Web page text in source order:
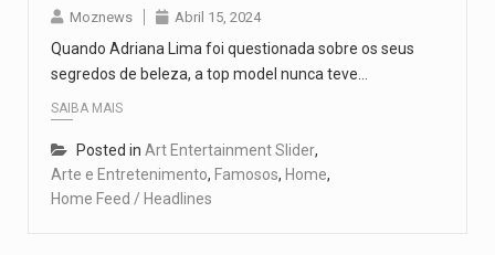
Moznews Abril 15, 2024
Quando Adriana Lima foi questionada sobre os seus
segredos de beleza, a top model nunca teve…
SAIBA MAIS
Posted in Art Entertainment Slider,
Arte e Entretenimento, Famosos, Home,
Home Feed / Headlines